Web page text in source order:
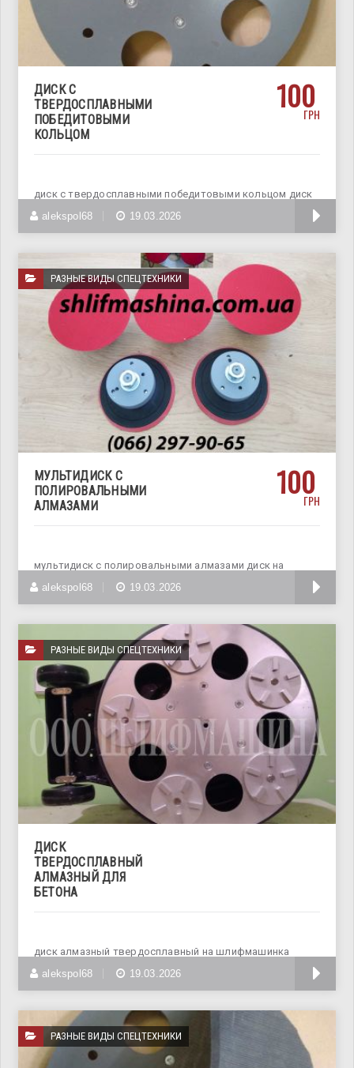
ДИСК С
ТВЕРДОСПЛАВНЫМИ
ПОБЕДИТОВЫМИ
КОЛЬЦОМ
100
ГРН
диск с твердосплавными победитовыми кольцом диск
с твердосплавным кольцом предназначен
alekspol68 19.03.2026
РАЗНЫЕ ВИДЫ СПЕЦТЕХНИКИ
МУЛЬТИДИСК С
ПОЛИРОВАЛЬНЫМИ
АЛМАЗАМИ
100
ГРН
мультидиск с полировальными алмазами диск на
плоскошлифовальную машину для полировки
alekspol68 19.03.2026
РАЗНЫЕ ВИДЫ СПЕЦТЕХНИКИ
ДИСК
ТВЕРДОСПЛАВНЫЙ
АЛМАЗНЫЙ ДЛЯ
БЕТОНА
диск алмазный твердосплавный на шлифмашинка
вирбел, вольф, колумбус и др.
alekspol68 19.03.2026
РАЗНЫЕ ВИДЫ СПЕЦТЕХНИКИ